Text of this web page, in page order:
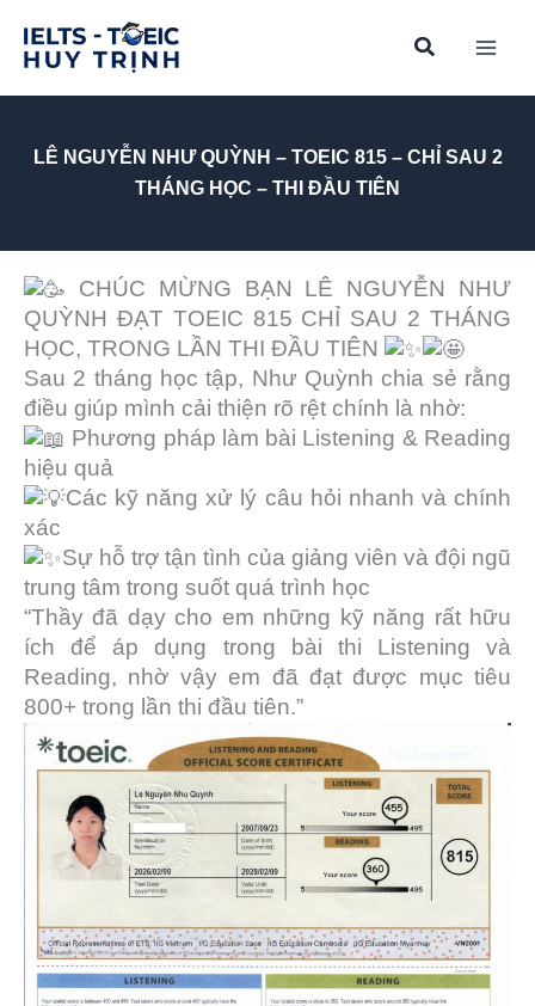
content
LÊ NGUYỄN NHƯ QUỲNH – TOEIC 815 – CHỈ SAU 2
THÁNG HỌC – THI ĐẦU TIÊN
CHÚC MỪNG BẠN LÊ NGUYỄN NHƯ
QUỲNH ĐẠT TOEIC 815 CHỈ SAU 2 THÁNG
HỌC, TRONG LẦN THI ĐẦU TIÊN
Sau 2 tháng học tập, Như Quỳnh chia sẻ rằng
điều giúp mình cải thiện rõ rệt chính là nhờ:
Phương pháp làm bài Listening & Reading
hiệu quả
Các kỹ năng xử lý câu hỏi nhanh và chính
xác
Sự hỗ trợ tận tình của giảng viên và đội ngũ
trung tâm trong suốt quá trình học
“Thầy đã dạy cho em những kỹ năng rất hữu
ích để áp dụng trong bài thi Listening và
Reading, nhờ vậy em đã đạt được mục tiêu
800+ trong lần thi đầu tiên.”